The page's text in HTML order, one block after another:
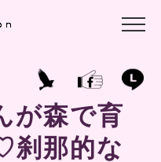
が森で育
刹那的な